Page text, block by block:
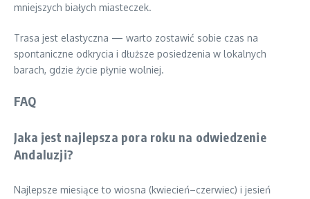
mniejszych białych miasteczek.
Trasa jest elastyczna — warto zostawić sobie czas na
spontaniczne odkrycia i dłuższe posiedzenia w lokalnych
barach, gdzie życie płynie wolniej.
FAQ
Jaka jest najlepsza pora roku na odwiedzenie
Andaluzji?
Najlepsze miesiące to wiosna (kwiecień–czerwiec) i jesień